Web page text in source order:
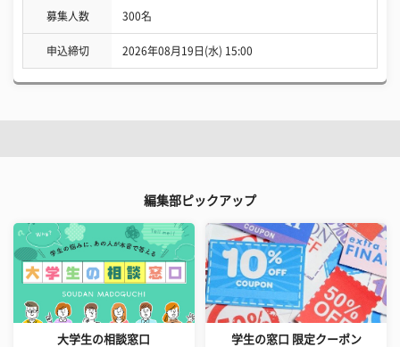
募集人数 300名
申込締切 2026年08月19日(水) 15:00
編集部ピックアップ
大学生の相談窓口 学生の窓口 限定クーポン